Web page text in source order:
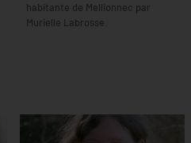
habitante de Mellionnec par
Murielle Labrosse.